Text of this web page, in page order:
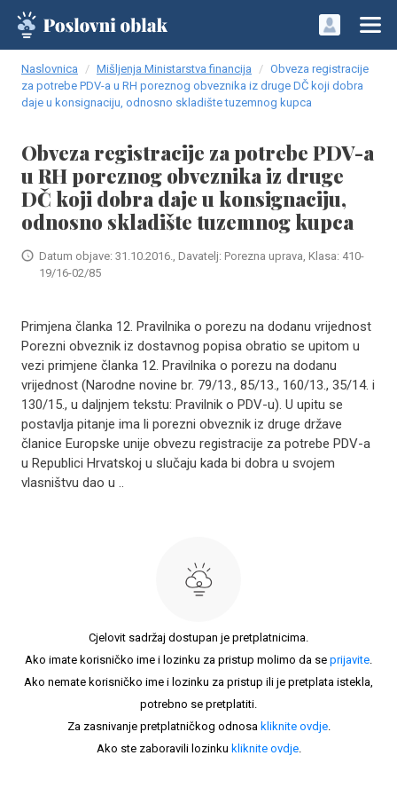
Naslovnica Mišljenja Ministarstva financija
Obveza registracije
za potrebe PDV-a u RH poreznog obveznika iz druge DČ koji dobra
daje u konsignaciju, odnosno skladište tuzemnog kupca
Obveza registracije za potrebe PDV-a
u RH poreznog obveznika iz druge
DČ koji dobra daje u konsignaciju,
odnosno skladište tuzemnog kupca
Datum objave: 31.10.2016., Davatelj: Porezna uprava, Klasa: 410-
19/16-02/85
Primjena članka 12. Pravilnika o porezu na dodanu vrijednost
Porezni obveznik iz dostavnog popisa obratio se upitom u
vezi primjene članka 12. Pravilnika o porezu na dodanu
vrijednost (Narodne novine br. 79/13., 85/13., 160/13., 35/14. i
130/15., u daljnjem tekstu: Pravilnik o PDV-u). U upitu se
postavlja pitanje ima li porezni obveznik iz druge države
članice Europske unije obvezu registracije za potrebe PDV-a
u Republici Hrvatskoj u slučaju kada bi dobra u svojem
vlasništvu dao u ..
Cjelovit sadržaj dostupan je pretplatnicima.
Ako imate korisničko ime i lozinku za pristup molimo da se prijavite.
Ako nemate korisničko ime i lozinku za pristup ili je pretplata istekla,
potrebno se pretplatiti.
Za zasnivanje pretplatničkog odnosa kliknite ovdje.
Ako ste zaboravili lozinku kliknite ovdje.